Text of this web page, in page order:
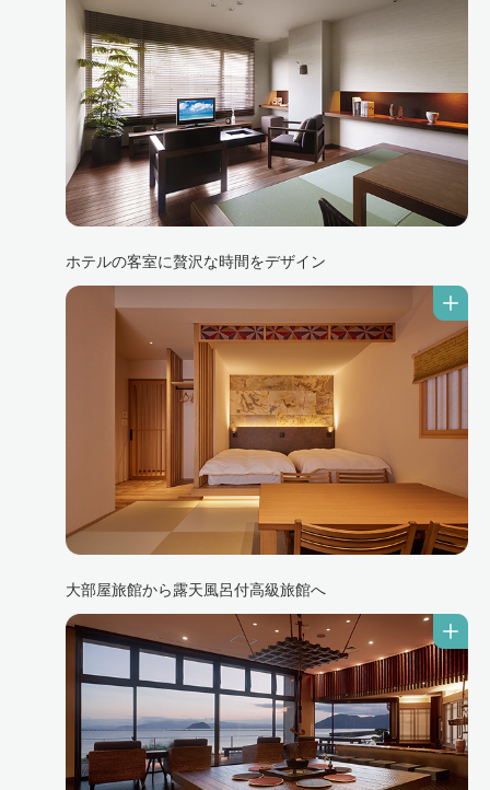
ホテルの客室に贅沢な時間をデザイン
大部屋旅館から露天風呂付高級旅館へ